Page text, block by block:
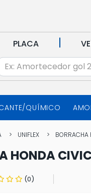
PLACA |
QUÍMICO
UNIFLEX BORRACHA
HONDA
(0)